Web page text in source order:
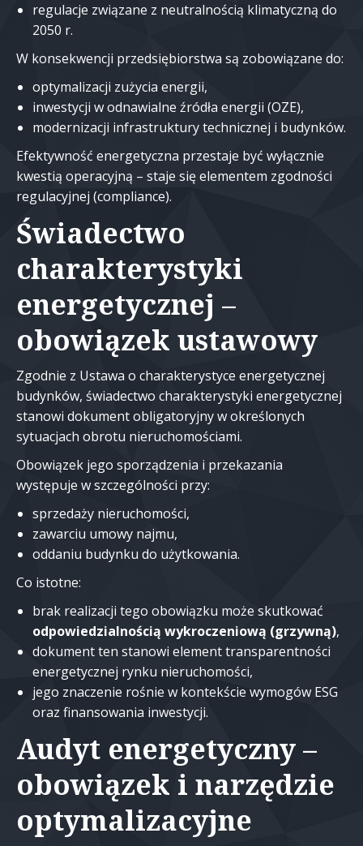
regulacje związane z neutralnością klimatyczną do
2050 r.
W konsekwencji przedsiębiorstwa są zobowiązane do:
optymalizacji zużycia energii,
inwestycji w odnawialne źródła energii (OZE),
modernizacji infrastruktury technicznej i budynków.
Efektywność energetyczna przestaje być wyłącznie
kwestią operacyjną – staje się elementem zgodności
regulacyjnej (compliance).
Świadectwo
charakterystyki
energetycznej –
obowiązek ustawowy
Zgodnie z Ustawa o charakterystyce energetycznej
budynków, świadectwo charakterystyki energetycznej
stanowi dokument obligatoryjny w określonych
sytuacjach obrotu nieruchomościami.
Obowiązek jego sporządzenia i przekazania
występuje w szczególności przy:
sprzedaży nieruchomości,
zawarciu umowy najmu,
oddaniu budynku do użytkowania.
Co istotne:
brak realizacji tego obowiązku może skutkować
odpowiedzialnością wykroczeniową (grzywną),
dokument ten stanowi element transparentności
energetycznej rynku nieruchomości,
jego znaczenie rośnie w kontekście wymogów ESG
oraz finansowania inwestycji.
Audyt energetyczny –
obowiązek i narzędzie
optymalizacyjne